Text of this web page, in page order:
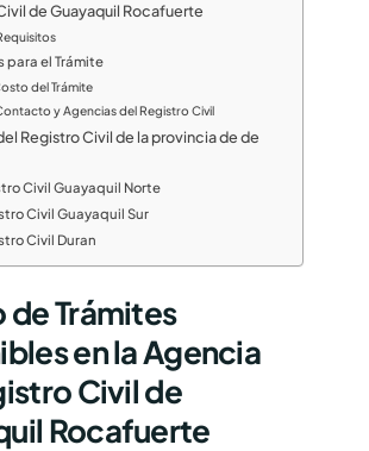
de Guayaquil Rocafuerte
para el Trámite
del Trámite
y Agencias del Registro Civil
Registro Civil de la provincia de de
Civil Guayaquil Norte
Civil Guayaquil Sur
Civil Duran
de Trámites
en la Agencia
Civil de
Rocafuerte